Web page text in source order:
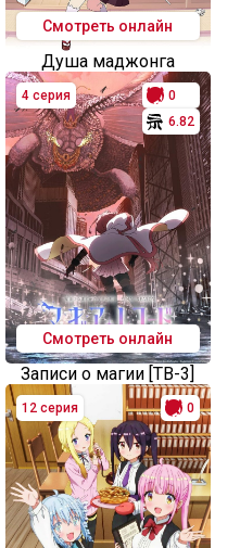
Смотреть онлайн
Душа маджонга
4 серия
0
6.82
Смотреть онлайн
Записи о магии [ТВ-3]
12 серия 0